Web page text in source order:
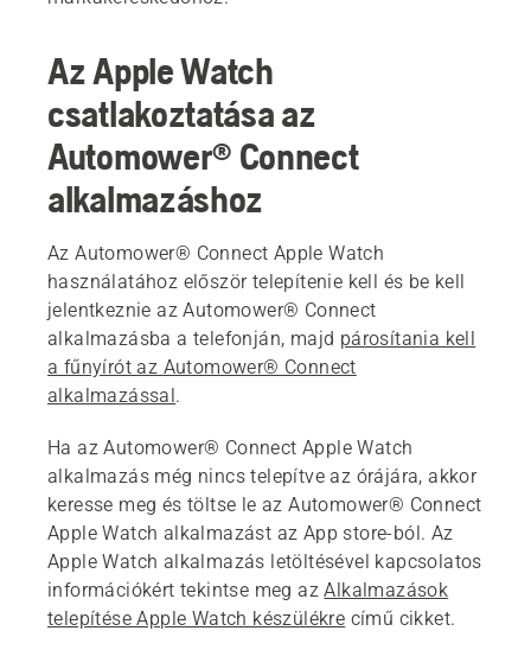
Az Apple Watch
csatlakoztatása az
Automower® Connect
alkalmazáshoz
Az Automower® Connect Apple Watch
használatához először telepítenie kell és be kell
jelentkeznie az Automower® Connect
alkalmazásba a telefonján, majd párosítania kell
a fűnyírót az Automower® Connect
alkalmazással .
Ha az Automower® Connect Apple Watch
alkalmazás még nincs telepítve az órájára, akkor
keresse meg és töltse le az Automower® Connect
Apple Watch alkalmazást az App store-ból. Az
Apple Watch alkalmazás letöltésével kapcsolatos
információkért tekintse meg azAlkalmazások
telepítése Apple Watch készülékre című cikket.